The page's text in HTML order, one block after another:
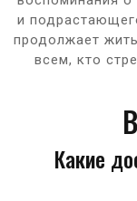
и
продолжает
всем, кто
Какие